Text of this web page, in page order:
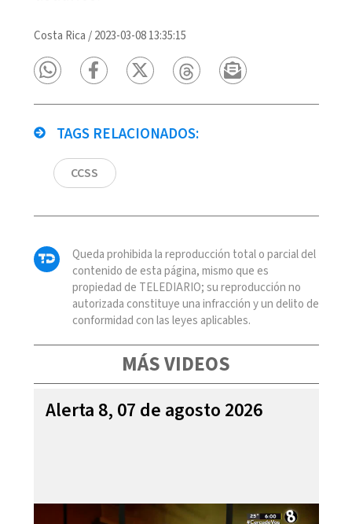
Costa Rica /2023-03-08 13:35:15
TAGS RELACIONADOS:
CCSS
Queda prohibida la reproducción total o parcial del
contenido de esta página, mismo que es
propiedad de TELEDIARIO; su reproducción no
autorizada constituye una infracción y un delito de
conformidad con las leyes aplicables.
MÁS VIDEOS
Alerta 8, 07 de agosto 2026